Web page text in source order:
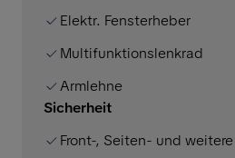
Elektr. Fensterheber
Multifunktionslenkrad
Armlehne
Sicherheit
Front-, Seiten- und